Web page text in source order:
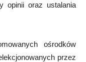
opinii oraz ustalania
ośrodków
przez